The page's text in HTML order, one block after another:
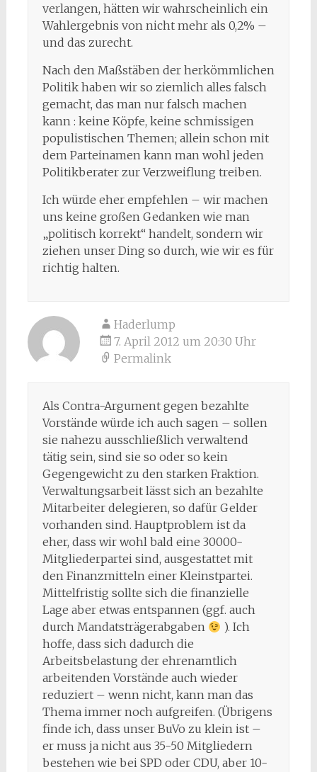
verlangen, hätten wir wahrscheinlich ein
Wahlergebnis von nicht mehr als 0,2% –
und das zurecht.
Nach den Maßstäben der herkömmlichen
Politik haben wir so ziemlich alles falsch
gemacht, das man nur falsch machen
kann : keine Köpfe, keine schmissigen
populistischen Themen; allein schon mit
dem Parteinamen kann man wohl jeden
Politikberater zur Verzweiflung treiben.
Ich würde eher empfehlen – wir machen
uns keine großen Gedanken wie man
„politisch korrekt“ handelt, sondern wir
ziehen unser Ding so durch, wie wir es für
richtig halten.
Haderlump
7. April 2012 um 20:30 Uhr
Permalink
Als Contra-Argument gegen bezahlte
Vorstände würde ich auch sagen – sollen
sie nahezu ausschließlich verwaltend
tätig sein, sind sie so oder so kein
Gegengewicht zu den starken Fraktion.
Verwaltungsarbeit lässt sich an bezahlte
Mitarbeiter delegieren, so dafür Gelder
vorhanden sind. Hauptproblem ist da
eher, dass wir wohl bald eine 30000-
Mitgliederpartei sind, ausgestattet mit
den Finanzmitteln einer Kleinstpartei.
Mittelfristig sollte sich die finanzielle
Lage aber etwas entspannen (ggf. auch
durch Mandatsträgerabgaben
). Ich
hoffe, dass sich dadurch die
Arbeitsbelastung der ehrenamtlich
arbeitenden Vorstände auch wieder
reduziert – wenn nicht, kann man das
Thema immer noch aufgreifen. (Übrigens
finde ich, dass unser BuVo zu klein ist –
er muss ja nicht aus 35-50 Mitgliedern
bestehen wie bei SPD oder CDU, aber 10-